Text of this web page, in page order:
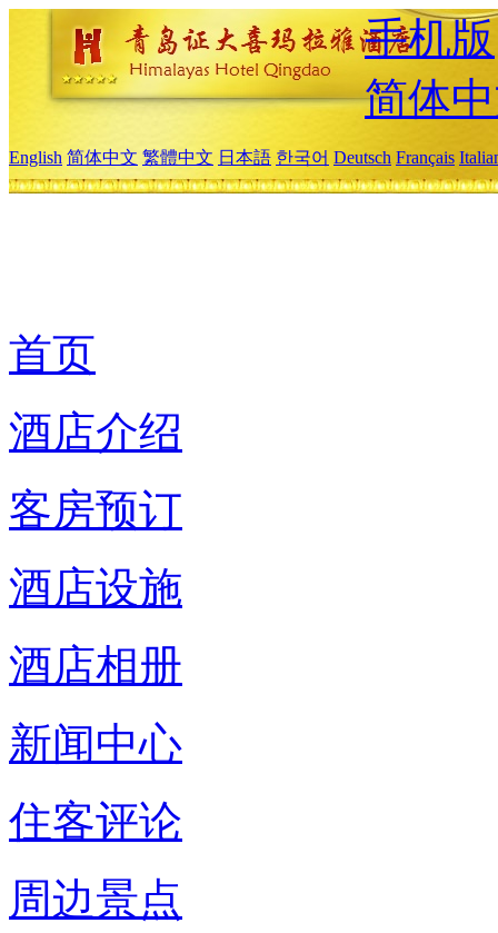
手机版
简体
English 简体中文 繁體中文 日本語 한국어 Deutsch Français
首页
酒店介绍
客房预订
酒店设施
酒店相册
新闻中心
住客评论
周边景点